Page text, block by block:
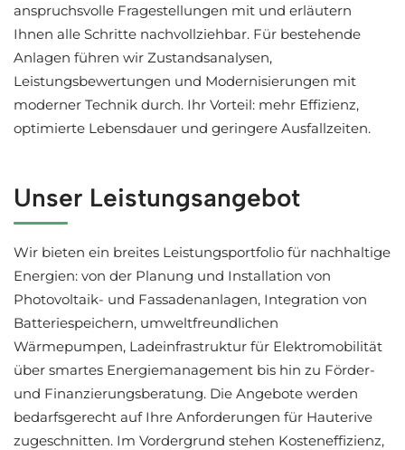
anspruchsvolle Fragestellungen mit und erläutern
Ihnen alle Schritte nachvollziehbar. Für bestehende
Anlagen führen wir Zustandsanalysen,
Leistungsbewertungen und Modernisierungen mit
moderner Technik durch. Ihr Vorteil: mehr Effizienz,
optimierte Lebensdauer und geringere Ausfallzeiten.
Unser Leistungsangebot
Wir bieten ein breites Leistungsportfolio für nachhaltige
Energien: von der Planung und Installation von
Photovoltaik- und Fassadenanlagen, Integration von
Batteriespeichern, umweltfreundlichen
Wärmepumpen, Ladeinfrastruktur für Elektromobilität
über smartes Energiemanagement bis hin zu Förder-
und Finanzierungsberatung. Die Angebote werden
bedarfsgerecht auf Ihre Anforderungen für Hauterive
zugeschnitten. Im Vordergrund stehen Kosteneffizienz,